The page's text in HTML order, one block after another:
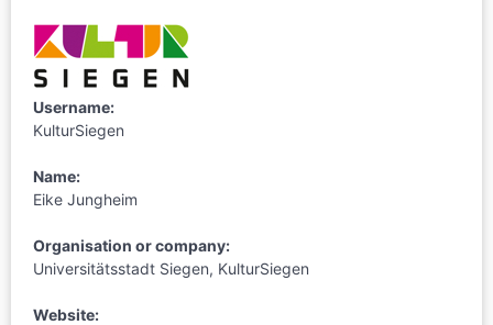
Username:
KulturSiegen
Name:
Eike Jungheim
Organisation or company:
Universitätsstadt Siegen, KulturSiegen
Website: